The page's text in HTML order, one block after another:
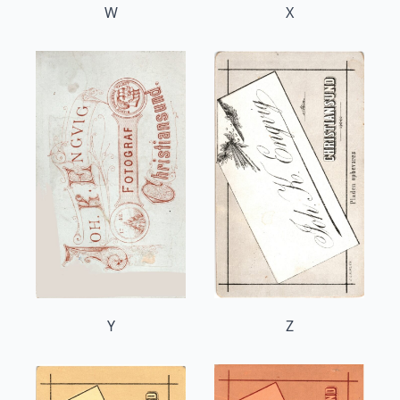
W X
Y Z